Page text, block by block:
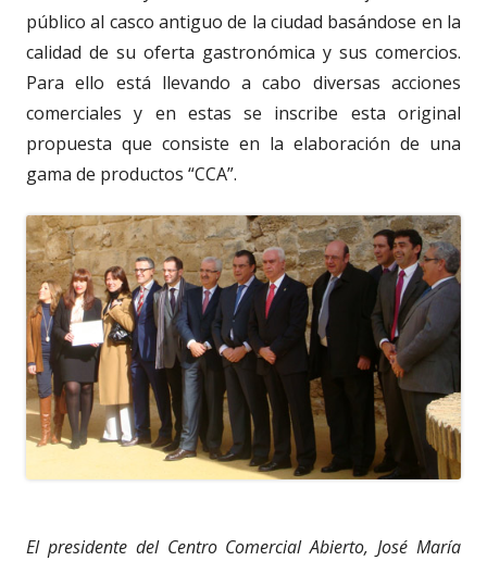
público al casco antiguo de la ciudad basándose en la
calidad de su oferta gastronómica y sus comercios.
Para ello está llevando a cabo diversas acciones
comerciales y en estas se inscribe esta original
propuesta que consiste en la elaboración de una
gama de productos “CCA”.
El presidente del Centro Comercial Abierto, José María